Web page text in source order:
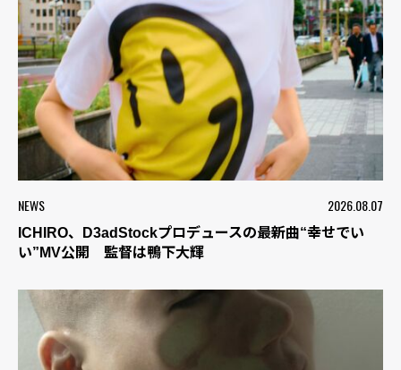
NEWS 2026.08.07
ICHIRO、D3adStockプロデュースの最新曲“幸せでい
い”MV公開 監督は鴨下大輝